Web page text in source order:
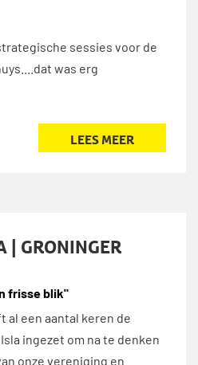
sessies voor de
was erg
LEES MEER
| GRONINGER
frisse blik"
al een aantal keren de
ingezet om na te denken